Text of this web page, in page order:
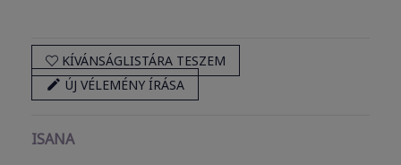
KÍVÁNSÁGLISTÁRA TESZEM
 ÚJ VÉLEMÉNY ÍRÁSA
ISANA